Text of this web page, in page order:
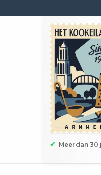
✔ Meer dan 30